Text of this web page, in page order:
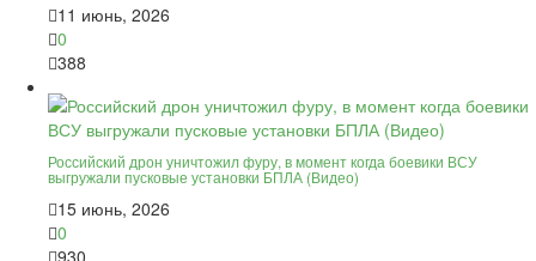
11 июнь, 2026
0
388
Российский дрон уничтожил фуру, в момент когда боевики ВСУ
выгружали пусковые установки БПЛА (Видео)
15 июнь, 2026
0
930